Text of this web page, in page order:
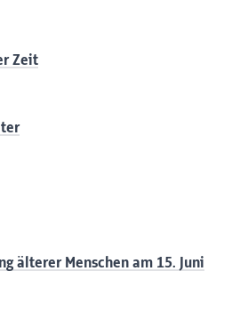
Zeit
älterer Menschen am 15. Juni